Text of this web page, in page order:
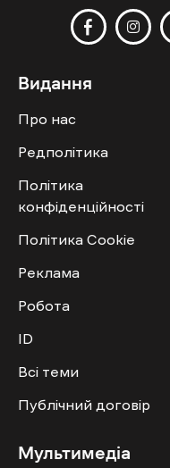
Видання
Про нас
Редполітика
Політика
конфіденційності
Політика Cookie
Реклама
Робота
ID
Всі теми
Публічний договір
Мультимедіа